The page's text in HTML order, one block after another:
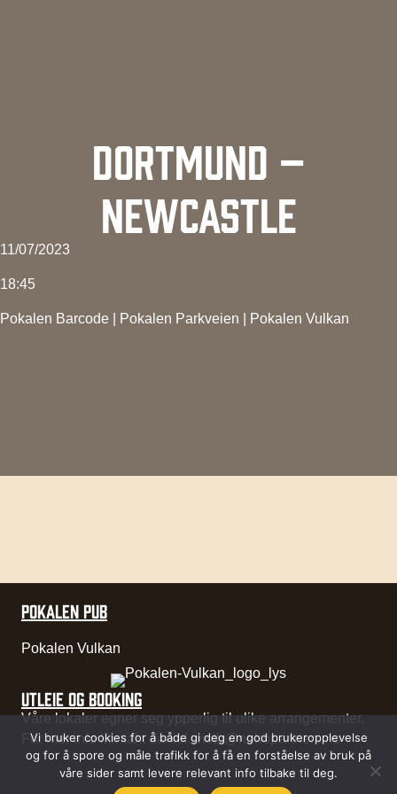
DORTMUND –
NEWCASTLE
11/07/2023
18:45
Pokalen Barcode Pokalen Parkveien Pokalen Vulkan
POKALEN PUB
Pokalen Vulkan
UTLEIE OG BOOKING
Våre lokaler egner seg ypperlig til ulike arrangementer.
For mer info kontakt daniel.wisth@nohopartners.no
Vi bruker cookies for å både gi deg en god brukeropplevelse
og for å spore og måle trafikk for å få en forståelse av bruk på
våre sider samt levere relevant info tilbake til deg.